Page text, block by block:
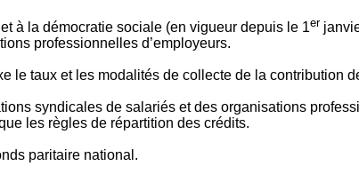
à la démocratie sociale (en vigueur depuis le 1er
professionnelles d’employeurs.
le taux et les modalités de collecte de la contribution
syndicales de salariés et des organisations
les règles de répartition des crédits.
paritaire national.